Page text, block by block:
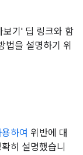
보기' 딥 링크와 함
법을 설명하기 위
하여 위반에 대
히 설명했습니